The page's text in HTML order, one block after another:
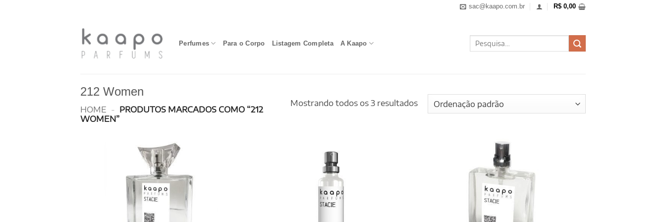
sac@kaapo.com.br R$ 0,00
Perfumes Para o Corpo Listagem Completa A Kaapo
Pesquisar
por:
212 Women
HOME - PRODUTOS MARCADOS COMO “212
WOMEN”
Mostrando todos os 3 resultados